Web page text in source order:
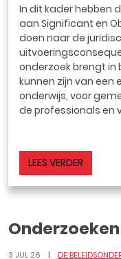
In dit kader hebben
aan Significant en
doen naar de
onderzoek brengt
kunnen zijn van een
onderwijs, voor
de professionals en
LEES VERDER
Onderzoeken
3 JUL 26 DE